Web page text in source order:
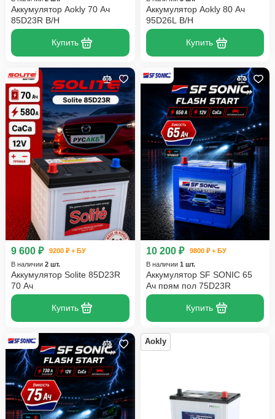
Аккумулятор Aokly 70 Ач
85D23R B/H
Купить
Аккумулятор Aokly 80 Ач
95D26L B/H
Купить
9 600 ₽
9200 ₽ + БУ
В наличии 2 шт.
Аккумулятор Solite 85D23R
70 Ач
Купить
10 200 ₽
9800 ₽ + БУ
В наличии 1 шт.
Аккумулятор SF SONIC 65
Ач прям пол 75D23R
Купить
Aokly